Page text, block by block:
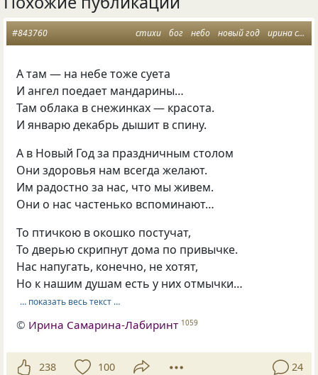
стихи бог небо новый год ирина самарина
#843760
А там — на небе тоже суета
И ангел поедает мандарины…
Там облака в снежинках — красота.
И январю декабрь дышит в спину.
А в Новый Год за праздничным столом
Они здоровья нам всегда желают.
Им радостно за нас, что мы живем.
Они о нас частенько вспоминают…
То птичкою в окошко постучат,
То дверью скрипнут дома по привычке.
Нас напугать, конечно, не хотят,
Но к нашим душам есть у них отмычки…
… показать весь текст …
© Ирина Самарина-Лабиринт 1059
238 100 24